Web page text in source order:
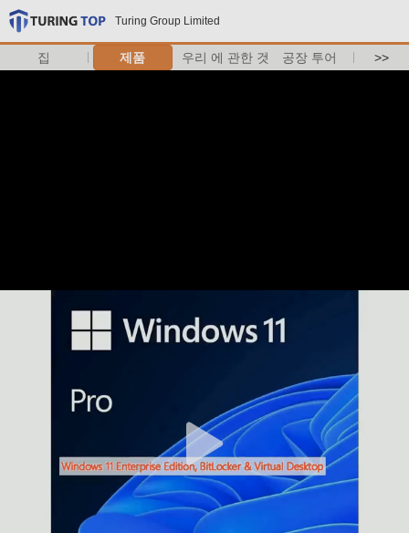
Turing Group Limited
집 제품 우리 에 관한 것 공장 투어 >>